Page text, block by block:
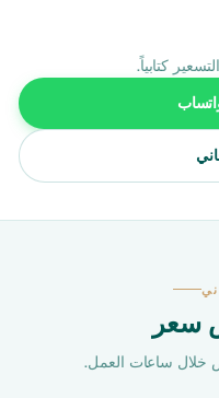
كتابياً.
سعر
ساعات العمل.